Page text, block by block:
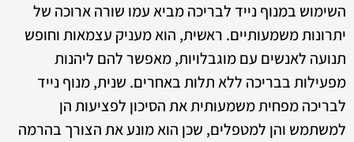
השימוש במנוף נייד לבריכה מביא עמו שורה ארוכה של
יתרונות משמעותיים. ראשית, הוא מעניק עצמאות וחופש
תנועה לאנשים עם מוגבלויות, מאפשר להם ליהנות
מפעילות בבריכה ללא תלות באחרים. שנית, מנוף נייד
לבריכה מפחית משמעותית את הסיכון לפציעות הן
למשתמש והן למטפלים, שכן הוא מונע את הצורך בהרמה